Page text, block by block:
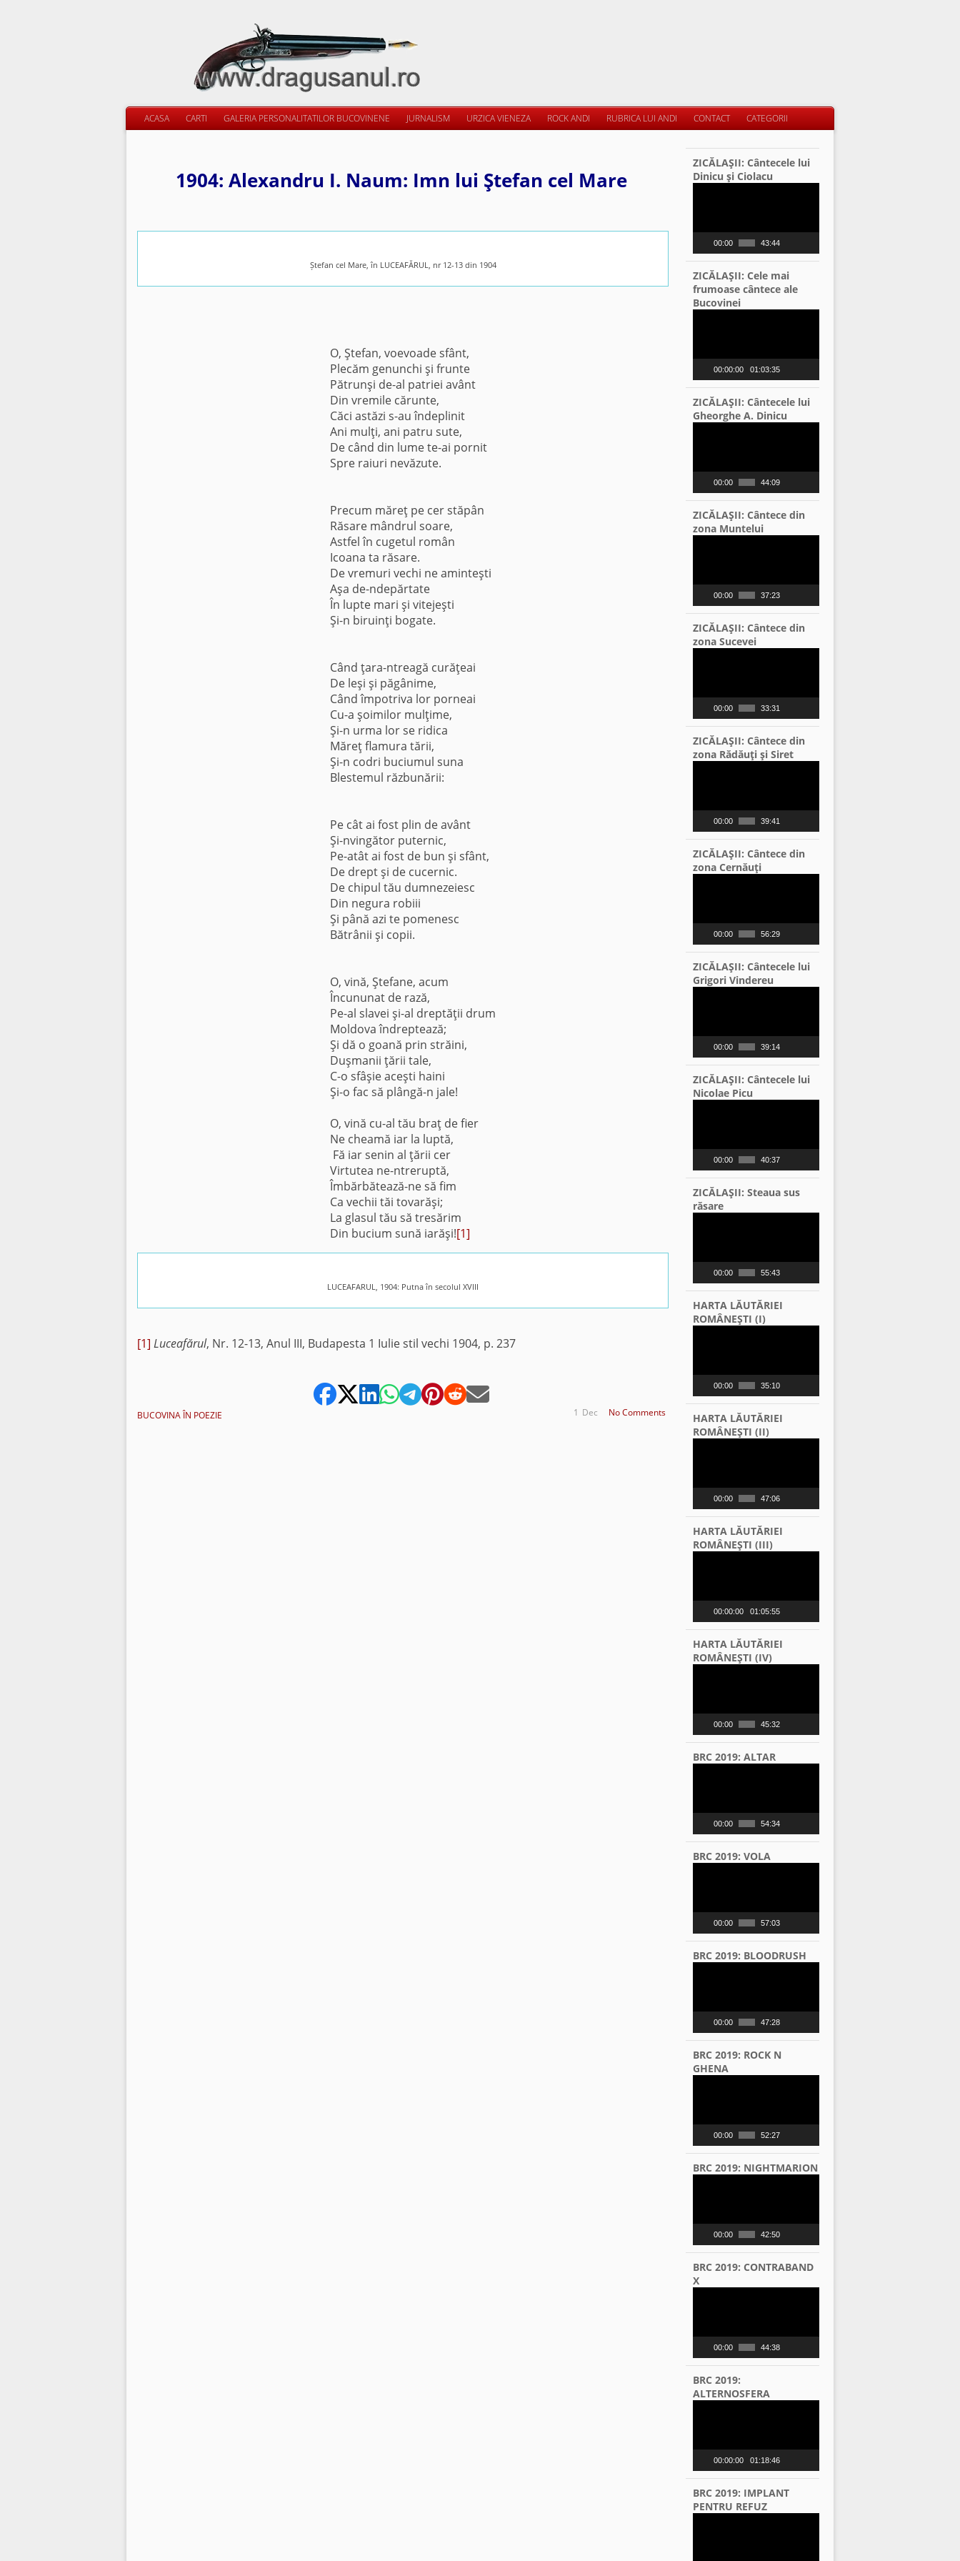
ACASA CARTI GALERIA PERSONALITATILOR BUCOVINENE JURNALISM URZICA VIENEZA ROCK ANDI RUBRICA LUI ANDI CONTACT CATEGORII
1904: Alexandru I. Naum: Imn lui Ştefan cel Mare
Ștefan cel Mare, în LUCEAFĂRUL, nr 12-13 din 1904
O, Ştefan, voevoade sfânt,
Plecăm genunchi şi frunte
Pătrunşi de-al patriei avânt
Din vremile cărunte,
Căci astăzi s-au îndeplinit
Ani mulţi, ani patru sute,
De când din lume te-ai pornit
Spre raiuri nevăzute.
Precum măreţ pe cer stăpân
Răsare mândrul soare,
Astfel în cugetul român
Icoana ta răsare.
De vremuri vechi ne aminteşti
Aşa de-ndepărtate
În lupte mari şi vitejeşti
Şi-n biruinţi bogate.
Când ţara-ntreagă curăţeai
De leşi şi păgânime,
Când împotriva lor porneai
Cu-a şoimilor mulţime,
Şi-n urma lor se ridica
Măreţ flamura tării,
Şi-n codri buciumul suna
Blestemul răzbunării:
Pe cât ai fost plin de avânt
Şi-nvingător puternic,
Pe-atât ai fost de bun şi sfânt,
De drept şi de cucernic.
De chipul tău dumnezeiesc
Din negura robiii
Şi până azi te pomenesc
Bătrânii şi copii.
O, vină, Ştefane, acum
Încununat de rază,
Pe-al slavei şi-al dreptăţii drum
Moldova îndreptează;
Şi dă o goană prin străini,
Duşmanii ţării tale,
C-o sfâşie aceşti haini
Şi-o fac să plângă-n jale!
O, vină cu-al tău braţ de fier
Ne cheamă iar la luptă,
Fă iar senin al ţării cer
Virtutea ne-ntreruptă,
Îmbărbătează-ne să fim
Ca vechii tăi tovarăşi;
La glasul tău să tresărim
Din bucium sună iarăşi![1]
LUCEAFARUL, 1904: Putna în secolul XVIII
[1] Luceafărul, Nr. 12-13, Anul III, Budapesta 1 Iulie stil vechi 1904, p. 237
BUCOVINA ÎN POEZIE No Comments
Dec
1
ZICĂLAŞII: Cântecele lui
Dinicu şi Ciolacu
00:00 43:44
ZICĂLAŞII: Cele mai
frumoase cântece ale
Bucovinei
00:00:00 01:03:35
ZICĂLAŞII: Cântecele lui
Gheorghe A. Dinicu
00:00 44:09
ZICĂLAŞII: Cântece din
zona Muntelui
00:00 37:23
ZICĂLAŞII: Cântece din
zona Sucevei
00:00 33:31
ZICĂLAŞII: Cântece din
zona Rădăuţi şi Siret
00:00 39:41
ZICĂLAŞII: Cântece din
zona Cernăuţi
00:00 56:29
ZICĂLAŞII: Cântecele lui
Grigori Vindereu
00:00 39:14
ZICĂLAŞII: Cântecele lui
Nicolae Picu
00:00 40:37
ZICĂLAŞII: Steaua sus
răsare
00:00 55:43
HARTA LĂUTĂRIEI
ROMÂNEŞTI (I)
00:00 35:10
HARTA LĂUTĂRIEI
ROMÂNEŞTI (II)
00:00 47:06
HARTA LĂUTĂRIEI
ROMÂNEŞTI (III)
00:00:00 01:05:55
HARTA LĂUTĂRIEI
ROMÂNEŞTI (IV)
00:00 45:32
BRC 2019: ALTAR
00:00 54:34
BRC 2019: VOLA
00:00 57:03
BRC 2019: BLOODRUSH
00:00 47:28
BRC 2019: ROCK N
GHENA
00:00 52:27
BRC 2019: NIGHTMARION
00:00 42:50
BRC 2019: CONTRABAND
X
00:00 44:38
BRC 2019:
ALTERNOSFERA
00:00:00 01:18:46
BRC 2019: IMPLANT
PENTRU REFUZ